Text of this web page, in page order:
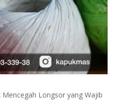
Longsor yang Wajib